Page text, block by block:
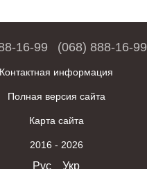
16-99 (068) 888-16-99
Контактная информация
Полная версия сайта
Карта сайта
2016 - 2026
Рус Укр